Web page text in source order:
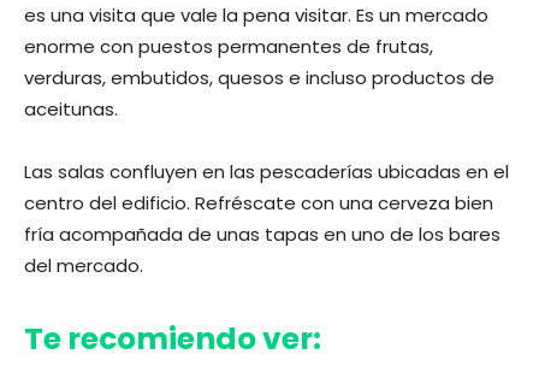
es una visita que vale la pena visitar. Es un mercado
enorme con puestos permanentes de frutas,
verduras, embutidos, quesos e incluso productos de
aceitunas.
Las salas confluyen en las pescaderías ubicadas en el
centro del edificio. Refréscate con una cerveza bien
fría acompañada de unas tapas en uno de los bares
del mercado.
Te recomiendo ver: